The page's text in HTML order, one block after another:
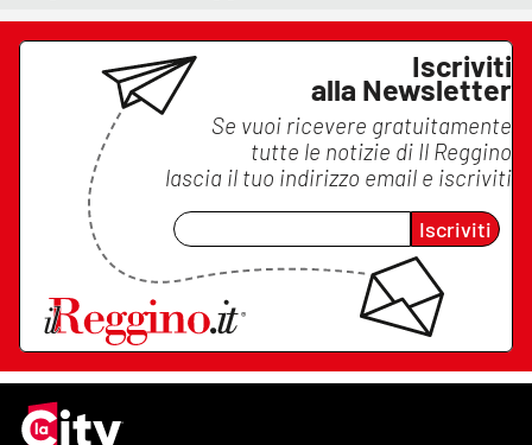
Iscriviti
alla Newsletter
Se vuoi ricevere gratuitamente
tutte le notizie di Il Reggino
lascia il tuo indirizzo email e iscriviti
Iscriviti